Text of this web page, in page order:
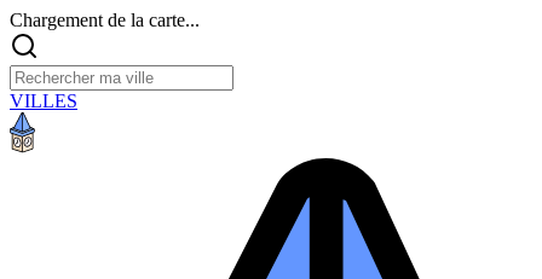
Chargement de la carte...
VILLES